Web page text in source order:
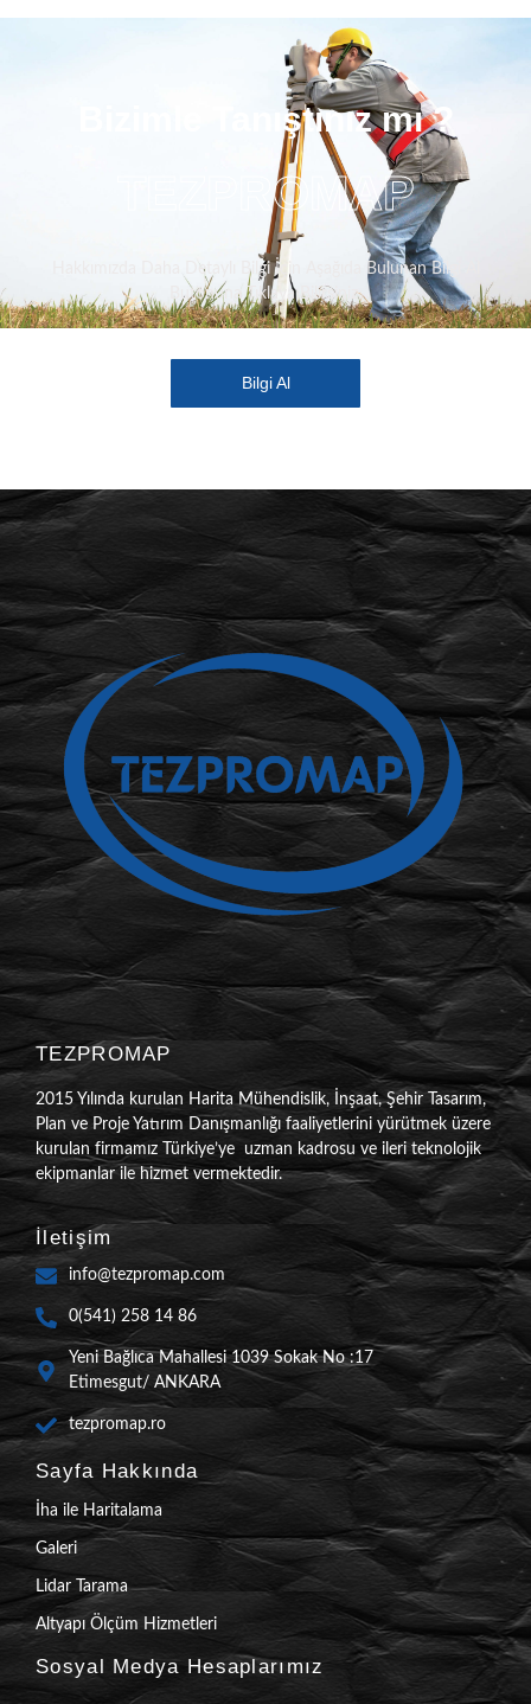
Bizimle Tanıştınız mı ?
TEZPROMAP
Hakkımızda Daha Detaylı Bilgi İçin Aşağıda Bulunan Bilgi Al
Butonuna Tıklaya Bilirsiniz.
Bilgi Al
TEZPROMAP
2015 Yılında kurulan Harita Mühendislik, İnşaat, Şehir Tasarım,
Plan ve Proje Yatırım Danışmanlığı faaliyetlerini yürütmek üzere
kurulan firmamız Türkiye’ye uzman kadrosu ve ileri teknolojik
ekipmanlar ile hizmet vermektedir.
İletişim
info@tezpromap.com
0(541) 258 14 86
Yeni Bağlıca Mahallesi 1039 Sokak No :17
Etimesgut/ ANKARA
tezpromap.ro
Sayfa Hakkında
İha ile Haritalama
Galeri
Lidar Tarama
Altyapı Ölçüm Hizmetleri
Sosyal Medya Hesaplarımız